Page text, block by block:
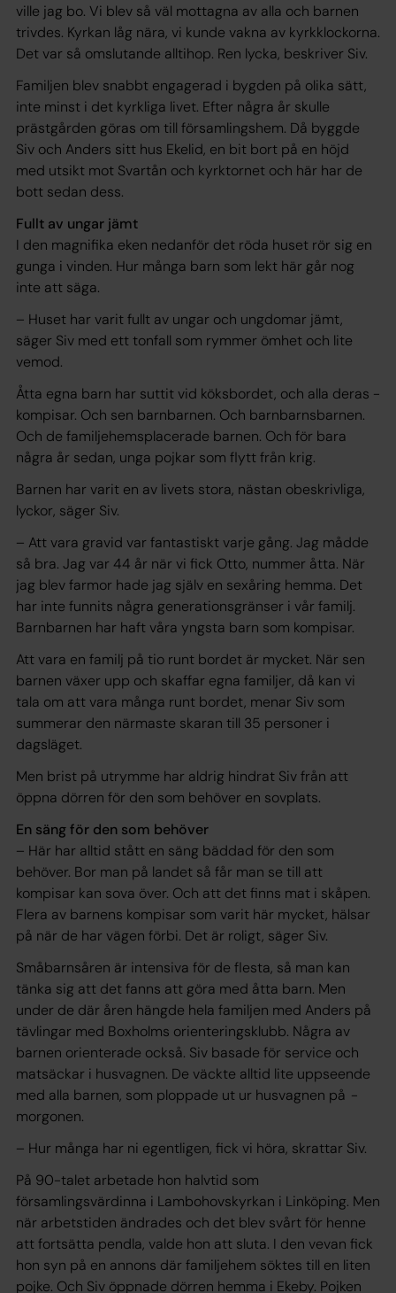
ville jag bo. Vi blev så väl mottagna av alla och barnen
trivdes. Kyrkan låg nära, vi kunde vakna av kyrkklockorna.
Det var så omslutande alltihop. Ren lycka, beskriver Siv.
Familjen blev snabbt engagerad i bygden på olika sätt,
inte minst i det kyrkliga livet. Efter några år skulle
prästgården göras om till församlingshem. Då byggde
Siv och Anders sitt hus Ekelid, en bit bort på en höjd
med utsikt mot Svartån och kyrktornet och här har de
bott sedan dess.
Fullt av ungar jämt
I den magnifika eken nedanför det röda huset rör sig en
gunga i vinden. Hur många barn som lekt här går nog
inte att säga.
– Huset har varit fullt av ungar och ungdomar jämt,
säger Siv med ett tonfall som rymmer ömhet och lite
vemod.
Åtta egna barn har suttit vid köksbordet, och alla deras ­
kompisar. Och sen barnbarnen. Och barnbarnsbarnen.
Och de familjehemsplacerade barnen. Och för bara
några år sedan, unga pojkar som flytt från krig.
Barnen har varit en av livets stora, nästan obeskrivliga,
lyckor, säger Siv.
– Att vara gravid var fantastiskt varje gång. Jag mådde
så bra. Jag var 44 år när vi fick Otto, nummer åtta. När
jag blev farmor hade jag själv en sexåring hemma. Det
har inte funnits några generationsgränser i vår familj.
Barnbarnen har haft våra yngsta barn som kompisar.
Att vara en familj på tio runt bordet är mycket. När sen
barnen växer upp och skaffar egna familjer, då kan vi
tala om att vara många runt bordet, menar Siv som
summerar den närmaste ­skaran till 35 personer i
dagsläget.
Men brist på utrymme har aldrig hindrat Siv från att
öppna dörren för den som behöver en sovplats.
En säng för den som behöver
– Här har alltid stått en säng bäddad för den som
behöver. Bor man på landet så får man se till att
kompisar kan sova över. Och att det finns mat i skåpen.
Flera av barnens kompisar som varit här mycket, hälsar
på när de har vägen förbi. Det är roligt, säger Siv.
Småbarnsåren är intensiva för de flesta, så man kan
tänka sig att det fanns att göra med åtta barn. Men
under de där åren hängde hela familjen med Anders på
tävlingar med Boxholms orienteringsklubb. Några av
barnen orienterade också. Siv basade för service och
matsäckar i husvagnen. De väckte alltid lite uppseende
med alla barnen, som ploppade ut ur husvagnen på ­
morgonen.
– Hur många har ni egentligen, fick vi höra, skrattar Siv.
På 90-talet arbetade hon halvtid som
församlingsvärdinna i Lambohovskyrkan i Linköping. Men
när arbetstiden ändrades och det blev svårt för henne
att fortsätta pendla, valde hon att sluta. I den vevan fick
hon syn på en annons där familjehem söktes till en liten
pojke. Och Siv öppnade dörren hemma i Ekeby. Pojken